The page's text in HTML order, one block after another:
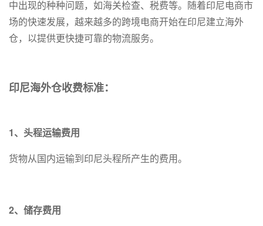
中出现的种种问题，如海关检查、税费等。随着印尼电商市
场的快速发展，越来越多的跨境电商开始在印尼建立海外
仓，以提供更快捷可靠的物流服务。
印尼海外仓收费标准：
1、头程运输费用
货物从国内运输到印尼头程所产生的费用。
2、储存费用